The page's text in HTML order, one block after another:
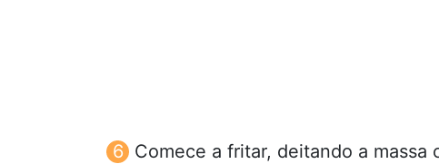
Comece a fritar, deitando a